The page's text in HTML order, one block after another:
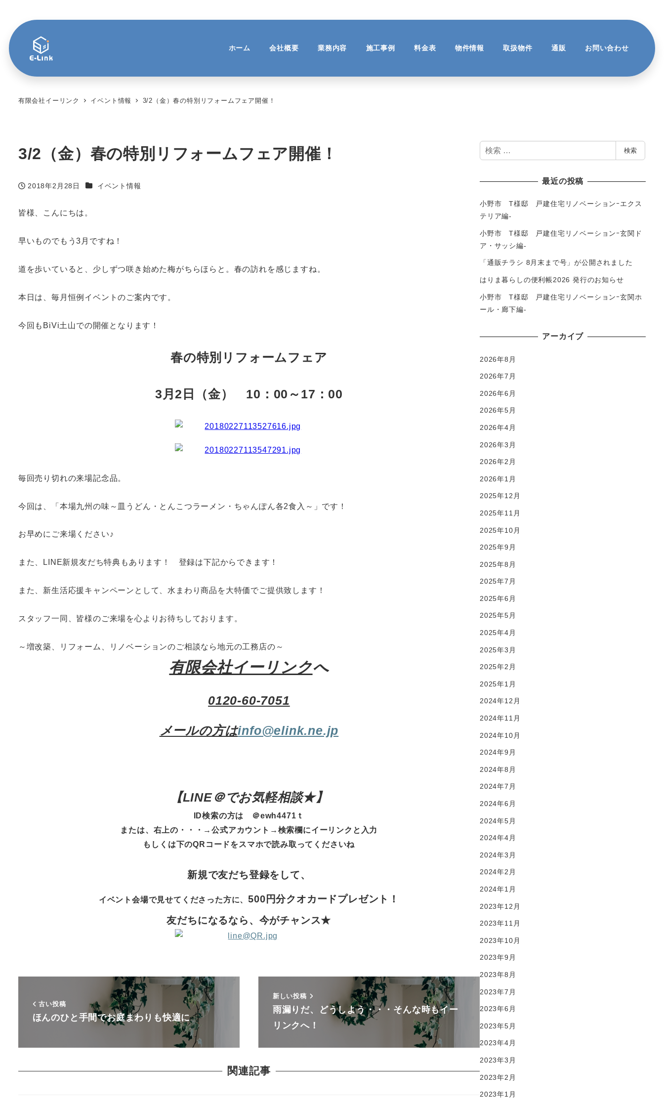
ホーム 会社概要 業務内容 施工事例 料金表 物件情報 取扱物件 通販 お問い合わせ
有限会社イーリンク イベント情報 3/2（金）春の特別リフォームフェア開催！
3/2（金）春の特別リフォームフェア開催！
投稿日
2018年2月28日 カテゴリー
イベント情報
皆様、こんにちは。
早いものでもう3月ですね！
道を歩いていると、少しずつ咲き始めた梅がちらほらと。春の訪れを感じますね。
本日は、毎月恒例イベントのご案内です。
今回もBiVi土山での開催となります！
春の特別リフォームフェア
3月2日（金） 10：00～17：00
毎回売り切れの来場記念品。
今回は、「本場九州の味～皿うどん・とんこつラーメン・ちゃんぽん各2食入～」です！
お早めにご来場ください♪
また、LINE新規友だち特典もあります！ 登録は下記からできます！
また、新生活応援キャンペーンとして、水まわり商品を大特価でご提供致します！
スタッフ一同、皆様のご来場を心よりお待ちしております。
～増改築、リフォーム、リノベーションのご相談なら地元の工務店の～
有限会社イーリンクへ
0120-60-7051
メールの方はinfo@elink.ne.jp
【LINE＠でお気軽相談★】
ID検索の方は ＠ewh4471ｔ
または、右上の・・・→公式アカウント→検索欄にイーリンクと入力
もしくは下のQRコードをスマホで読み取ってくださいね
新規で友だち登録をして、
イベント会場で見せてくださった方に、500円分クオカードプレゼント！
友だちになるなら、今がチャンス★
古い投稿
ほんのひと手間でお庭まわりも快適に
新しい投稿
雨漏りだ、どうしよう・・・そんな時もイー
リンクへ！
関連記事
検
索
検索
最近の投稿
小野市 T様邸 戸建住宅リノベーションｰエクス
テリア編-
小野市 T様邸 戸建住宅リノベーションｰ玄関ド
ア・サッシ編-
「通販チラシ 8月末まで号」が公開されました
はりま暮らしの便利帳2026 発行のお知らせ
小野市 T様邸 戸建住宅リノベーションｰ玄関ホ
ール・廊下編-
アーカイブ
2026年8月
2026年7月
2026年6月
2026年5月
2026年4月
2026年3月
2026年2月
2026年1月
2025年12月
2025年11月
2025年10月
2025年9月
2025年8月
2025年7月
2025年6月
2025年5月
2025年4月
2025年3月
2025年2月
2025年1月
2024年12月
2024年11月
2024年10月
2024年9月
2024年8月
2024年7月
2024年6月
2024年5月
2024年4月
2024年3月
2024年2月
2024年1月
2023年12月
2023年11月
2023年10月
2023年9月
2023年8月
2023年7月
2023年6月
2023年5月
2023年4月
2023年3月
2023年2月
2023年1月